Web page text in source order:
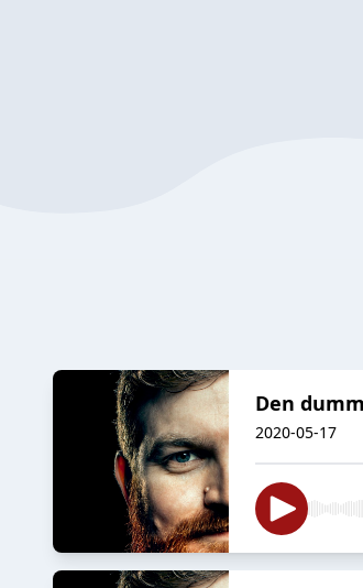
Den
2020-05-17